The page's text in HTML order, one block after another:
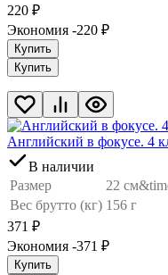
220 ₽
Экономия -220 ₽
Купить
Купить
Английский в фокусе. 4
В наличии
Размер
22
Вес брутто (кг) 156 г
371 ₽
Экономия -371 ₽
Купить